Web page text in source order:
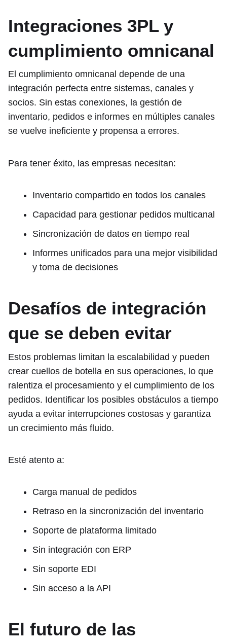
Integraciones 3PL y
cumplimiento omnicanal
El cumplimiento omnicanal depende de una
integración perfecta entre sistemas, canales y
socios. Sin estas conexiones, la gestión de
inventario, pedidos e informes en múltiples canales
se vuelve ineficiente y propensa a errores.
Para tener éxito, las empresas necesitan:
Inventario compartido en todos los canales
Capacidad para gestionar pedidos multicanal
Sincronización de datos en tiempo real
Informes unificados para una mejor visibilidad
y toma de decisiones
Desafíos de integración
que se deben evitar
Estos problemas limitan la escalabilidad y pueden
crear cuellos de botella en sus operaciones, lo que
ralentiza el procesamiento y el cumplimiento de los
pedidos. Identificar los posibles obstáculos a tiempo
ayuda a evitar interrupciones costosas y garantiza
un crecimiento más fluido.
Esté atento a:
Carga manual de pedidos
Retraso en la sincronización del inventario
Soporte de plataforma limitado
Sin integración con ERP
Sin soporte EDI
Sin acceso a la API
El futuro de las